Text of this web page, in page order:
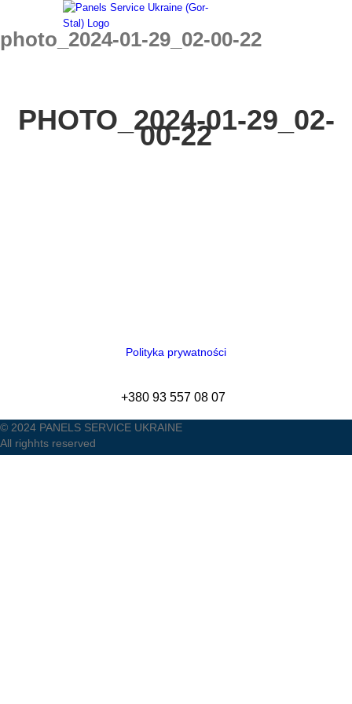
content
photo_2024-01-29_02-00-22
PHOTO_2024-01-29_02-
00-22
Polityka prywatności
+380 93 557 08 07
© 2024 PANELS SERVICE UKRAINE
All righhts reserved